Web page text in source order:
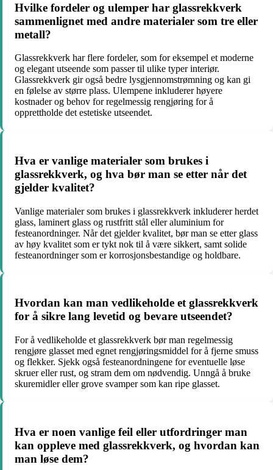
Hvilke fordeler og ulemper har glassrekkverk
sammenlignet med andre materialer som tre eller
metall?
Glassrekkverk har flere fordeler, som for eksempel et moderne
og elegant utseende som passer til ulike typer interiør.
Glassrekkverk gir også bedre lysgjennomstrømning og kan gi
en følelse av større plass. Ulempene inkluderer høyere
kostnader og behov for regelmessig rengjøring for å
opprettholde det estetiske utseendet.
Hva er vanlige materialer som brukes i
glassrekkverk, og hva bør man se etter når det
gjelder kvalitet?
Vanlige materialer som brukes i glassrekkverk inkluderer herdet
glass, laminert glass og rustfritt stål eller aluminium for
festeanordninger. Når det gjelder kvalitet, bør man se etter glass
av høy kvalitet som er tykt nok til å være sikkert, samt solide
festeanordninger som er korrosjonsbestandige og holdbare.
Hvordan kan man vedlikeholde et glassrekkverk
for å sikre lang levetid og bevare utseendet?
For å vedlikeholde et glassrekkverk bør man regelmessig
rengjøre glasset med egnet rengjøringsmiddel for å fjerne smuss
og flekker. Sjekk også festeanordningene for eventuelle løse
skruer eller rust, og stram dem om nødvendig. Unngå å bruke
skuremidler eller grove svamper som kan ripe glasset.
Hva er noen vanlige feil eller utfordringer man
kan oppleve med glassrekkverk, og hvordan kan
man løse dem?